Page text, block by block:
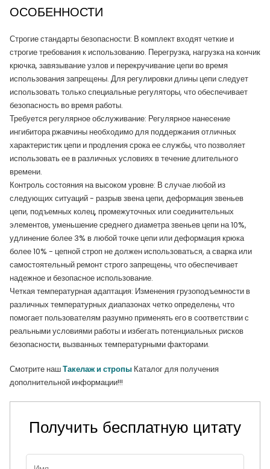
ОСОБЕННОСТИ
Строгие стандарты безопасности: В комплект входят четкие и
строгие требования к использованию. Перегрузка, нагрузка на кончик
крючка, завязывание узлов и перекручивание цепи во время
использования запрещены. Для регулировки длины цепи следует
использовать только специальные регуляторы, что обеспечивает
безопасность во время работы.
Требуется регулярное обслуживание: Регулярное нанесение
ингибитора ржавчины необходимо для поддержания отличных
характеристик цепи и продления срока ее службы, что позволяет
использовать ее в различных условиях в течение длительного
времени.
Контроль состояния на высоком уровне: В случае любой из
следующих ситуаций - разрыв звена цепи, деформация звеньев
цепи, подъемных колец, промежуточных или соединительных
элементов, уменьшение среднего диаметра звеньев цепи на 10%,
удлинение более 3% в любой точке цепи или деформация крюка
более 10% - цепной строп не должен использоваться, а сварка или
самостоятельный ремонт строго запрещены, что обеспечивает
надежное и безопасное использование.
Четкая температурная адаптация: Изменения грузоподъемности в
различных температурных диапазонах четко определены, что
помогает пользователям разумно применять его в соответствии с
реальными условиями работы и избегать потенциальных рисков
безопасности, вызванных температурными факторами.
Смотрите нашТакелаж и стропы Каталог для получения
дополнительной информации!!!
Получить бесплатную цитату